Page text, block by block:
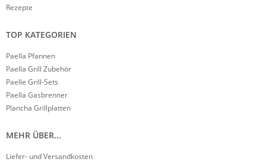
Rezepte
TOP KATEGORIEN
Paella Pfannen
Paella Grill Zubehör
Paelle Grill-Sets
Paella Gasbrenner
Plancha Grillplatten
MEHR ÜBER...
Liefer- und Versandkosten